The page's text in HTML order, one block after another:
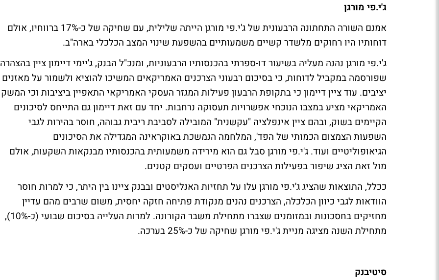
ג'י.פי מורגן
אמנם השורה התחתונה הרבעונית של ג'י.פי מורגן הייתה שלילית, עם שחיקה של כ-17% ברווחיו, אולם
דוחותיו היו רחוקים מלשדר קשיים משמעותיים בהשפעת שינוי המצב הכלכלי בארה"ב.
ג'י.פי מורגן נהנה מעליה בשיעור דו-ספרתי בהכנסותיו הרבעוניות, ומנכ"ל הבנק, ג'יימי דיימון ציין בהצהרה
שפורסמה במקביל לדוחות, כי בסיכום רבעוני הצרכנים האמריקאים המשיכו להוציא ולשמור על מאזנים
יציבים. עוד ציין דיימון כי בתקופת הרבעון פעילות המגזר העסקי האמריקאי התאפיין ביציבות וכי המשק
האמריקאי מציע במצבו הנוכחי אפשרויות תעסוקה נרחבות. יחד עם זאת דיימון גם התייחס לסיכונים
הקיימים בשוק, ובהם ציין אינפלציה "עקשנית" המובילה לסביבת ריבית גבוהה, חוסר בהירות לגבי
השפעות הצמצום הכמותי של הפד', המלחמה הנמשכת באוקראינה המגדילה את הסיכונים
הגיאופוליטיים ועוד. ג'י.פי מורגן סבל גם הוא מירידה משמעותית בהכנסותיו מבנקאות השקעות, אולם
מול זאת הציג שיפור בפעילות הצרכנים הפרטיים ועסקים קטנים.
ככלל, התוצאות שהציג ג'י.פי מורגן עלו על תחזיות האנליסטים ובבנק ציינו בין היתר, כי למרות חוסר
הוודאות לגבי כיוון הכלכלה, הצרכנים נהנים מנקודת פתיחה חזקה יחסית, משום שרבים מהם עדיין
מחזיקים בחסכונות ובמזומנים שצברו מתחילת משבר הקורונה. למרות העלייה בסיכום שבועי (כ-10%),
מתחילת השנה מציגה מניית ג'י.פי מורגן שחיקה של כ-25% בערכה.
סיטיבנק